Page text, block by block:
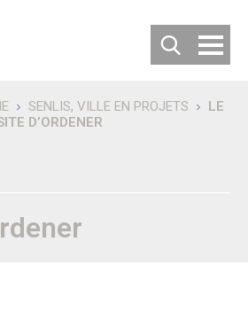
avec Langenfeld
Recherche
SENLIS, VILLE EN PROJETS
LE
D’ORDENER